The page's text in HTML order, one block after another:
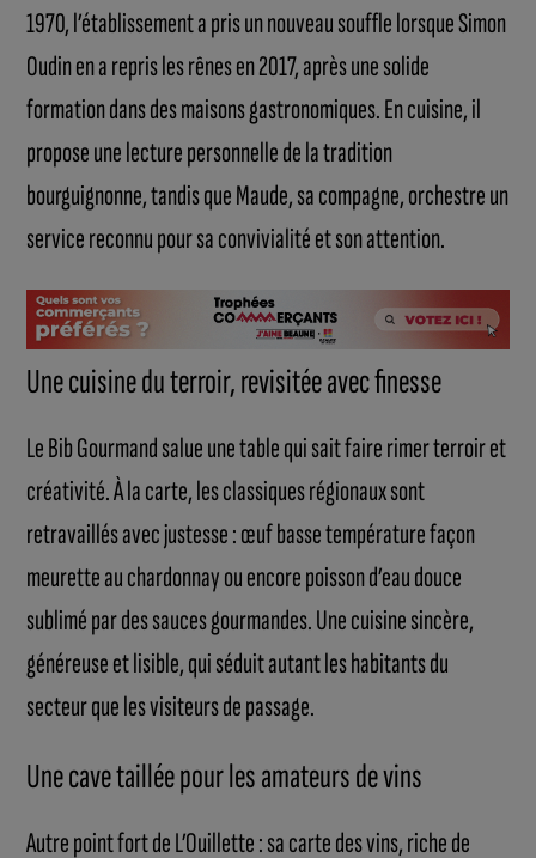
1970, l’établissement a pris un nouveau souffle lorsque Simon
Oudin en a repris les rênes en 2017, après une solide
formation dans des maisons gastronomiques. En cuisine, il
propose une lecture personnelle de la tradition
bourguignonne, tandis que Maude, sa compagne, orchestre un
service reconnu pour sa convivialité et son attention.
Une cuisine du terroir, revisitée avec finesse
Le Bib Gourmand salue une table qui sait faire rimer terroir et
créativité. À la carte, les classiques régionaux sont
retravaillés avec justesse : œuf basse température façon
meurette au chardonnay ou encore poisson d’eau douce
sublimé par des sauces gourmandes. Une cuisine sincère,
généreuse et lisible, qui séduit autant les habitants du
secteur que les visiteurs de passage.
Une cave taillée pour les amateurs de vins
Autre point fort de L’Ouillette : sa carte des vins, riche de